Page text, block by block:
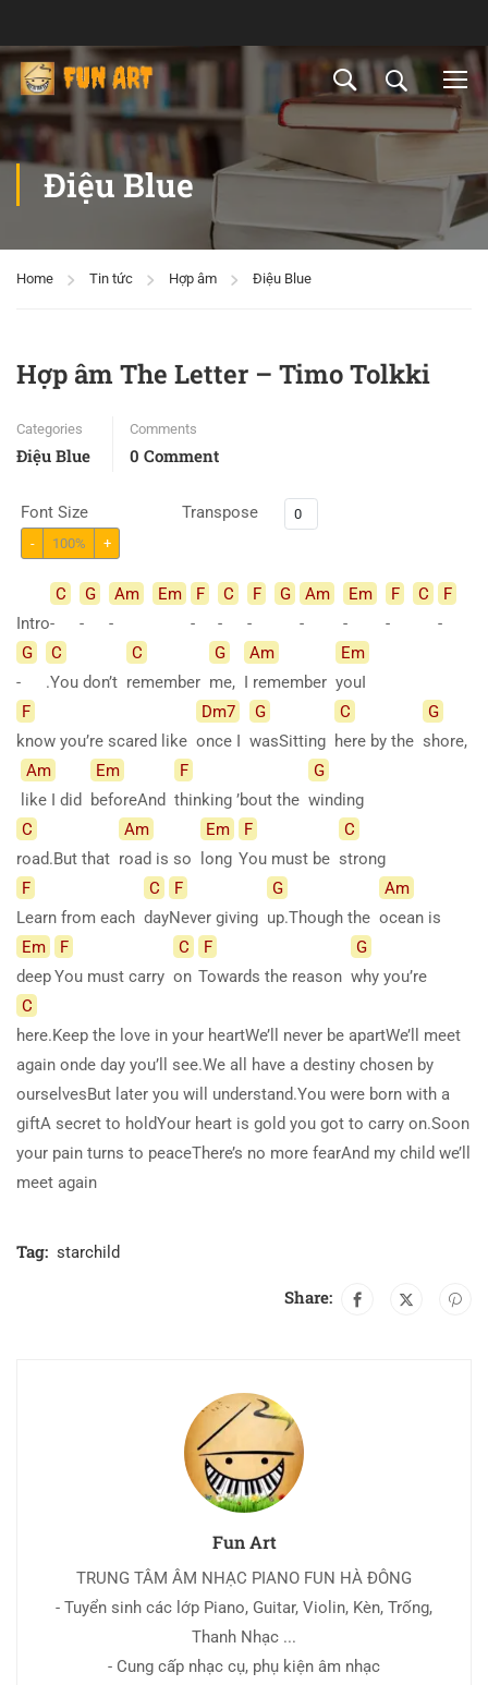
Điệu Blue
Home Tin tức Hợp âm Điệu Blue
Hợp âm The Letter – Timo Tolkki
Categories
Điệu Blue
Comments
0 Comment
Font Size
- 100% +
Transpose
Intro
C
-
G
-
Am
-
Em
F
-
C
-
F
-
G
Am
-
Em
-
F
-
C
F
-
G
-
C
.You don’t
C
remember
G
me,
Am
I remember
Em
youI
F
know you’re scared like
Dm7
once I
G
wasSitting
C
here by the
G
shore,
Am
like I did
Em
beforeAnd
F
thinking ’bout the
G
winding
C
road.But that
Am
road is so
Em
long
F
You must be
C
strong
F
Learn from each
C
day
F
Never giving
G
up.Though the
Am
ocean is
Em
deep
F
You must carry
C
on
F
Towards the reason
G
why you’re
C
here.Keep the love in your heartWe’ll never be apartWe’ll meet
again onde day you’ll see.We all have a destiny chosen by
ourselvesBut later you will understand.You were born with a
giftA secret to holdYour heart is gold you got to carry on.Soon
your pain turns to peaceThere’s no more fearAnd my child we’ll
meet again
Tag: starchild
Share:
Fun Art
TRUNG TÂM ÂM NHẠC PIANO FUN HÀ ĐÔNG
- Tuyển sinh các lớp Piano, Guitar, Violin, Kèn, Trống,
Thanh Nhạc ...
- Cung cấp nhạc cụ, phụ kiện âm nhạc